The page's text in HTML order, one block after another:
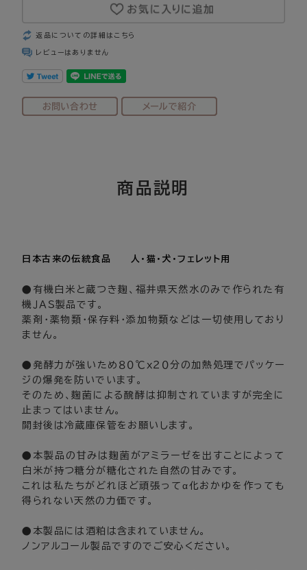
返品についての詳細はこちら
レビューはありません
日本古来の伝統食品 人・猫・犬・フェレット用
●有機白米と蔵つき麹、福井県天然水のみで作られた有
機ＪＡＳ製品です。
薬剤・薬物類・保存料・添加物類などは一切使用しており
ません。
●発酵力が強いため８０℃ｘ２０分の加熱処理でパッケー
ジの爆発を防いでいます。
そのため、麹菌による醗酵は抑制されていますが完全に
止まってはいません。
開封後は冷蔵庫保管をお願いします。
●本製品の甘みは麹菌がアミラーゼを出すことによって
白米が持つ糖分が糖化された自然の甘みです。
これは私たちがどれほど頑張ってα化おかゆを作っても
得られない天然の力価です。
●本製品には酒粕は含まれていません。
ノンアルコール製品ですのでご安心ください。